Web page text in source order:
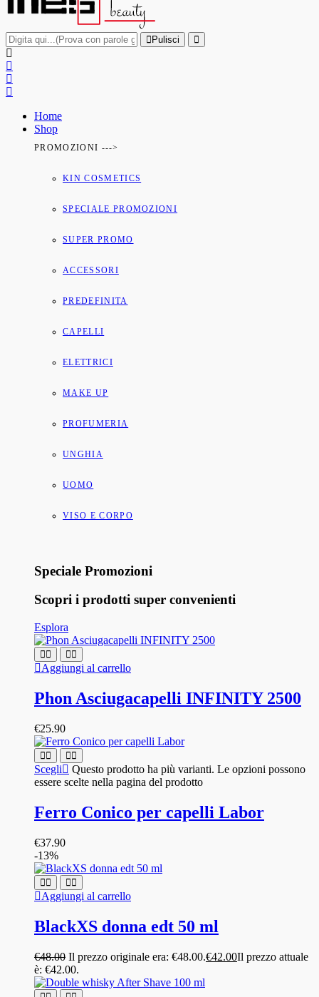
Pulisci
Home
Shop
PROMOZIONI --->
KIN COSMETICS
SPECIALE PROMOZIONI
SUPER PROMO
ACCESSORI
PREDEFINITA
CAPELLI
ELETTRICI
MAKE UP
PROFUMERIA
UNGHIA
UOMO
VISO E CORPO
Speciale Promozioni
Scopri i prodotti super convenienti
Esplora
Aggiungi al carrello
Phon Asciugacapelli INFINITY 2500
€25.90
Scegli
Questo prodotto ha più varianti. Le opzioni possono
essere scelte nella pagina del prodotto
Ferro Conico per capelli Labor
€37.90
-13%
Aggiungi al carrello
BlackXS donna edt 50 ml
€48.00 Il prezzo originale era: €48.00.€42.00Il prezzo attuale
è: €42.00.